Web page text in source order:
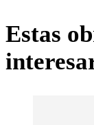
Estas